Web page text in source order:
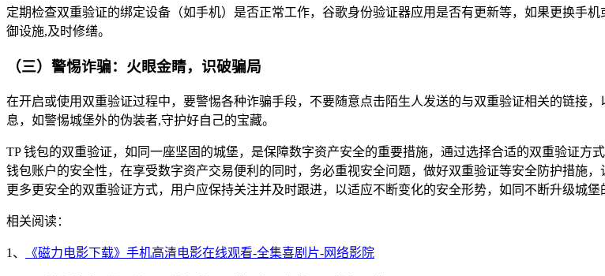
定期检查双重验证的绑定设备（如手机）是否正常工作，谷歌身份验证器应用是否有更新等，如果更换手
御设施,及时修缮。
（三）警惕诈骗：火眼金睛，识破骗局
在开启或使用双重验证过程中，要警惕各种诈骗手段，不要随意点击陌生人发送的与双重验证相关的链接
息，如警惕城堡外的伪装者,守护好自己的宝藏。
TP 钱包的双重验证，如同一座坚固的城堡，是保障数字资产安全的重要措施，通过选择合适的双重验证
钱包账户的安全性，在享受数字资产交易便利的同时，务必重视安全问题，做好双重验证等安全防护措施
更多更安全的双重验证方式，用户应保持关注并及时跟进，以适应不断变化的安全形势，如同不断升级城堡
相关阅读：
1、 《磁力电影下载》手机高清电影在线观看-全集喜剧片-网络影院